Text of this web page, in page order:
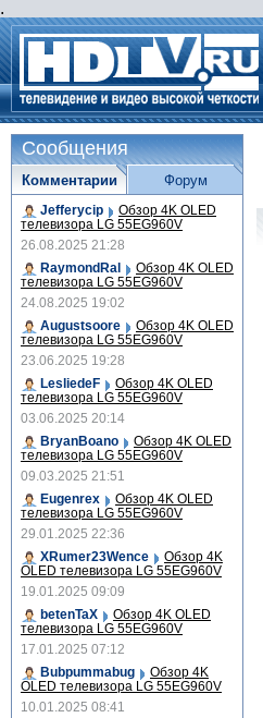
.
Сообщения
Комментарии
Jefferycip Обзор 4K OLED
телевизора LG 55EG960V
26.08.2025 21:28
RaymondRal
Обзор 4K OLED
телевизора LG 55EG960V
24.08.2025 19:02
Augustsoore
Обзор 4K OLED
телевизора LG 55EG960V
23.06.2025 19:28
LesliedeF
Обзор 4K OLED
телевизора LG 55EG960V
03.06.2025 20:14
BryanBoano
Обзор 4K OLED
телевизора LG 55EG960V
09.03.2025 21:51
Eugenrex
Обзор 4K OLED
телевизора LG 55EG960V
29.01.2025 22:36
XRumer23Wence
Обзор 4K
OLED телевизора LG 55EG960V
19.01.2025 09:09
betenTaX
Обзор 4K OLED
телевизора LG 55EG960V
17.01.2025 07:12
Bubpummabug
Обзор 4K
OLED телевизора LG 55EG960V
10.01.2025 08:41
Форум